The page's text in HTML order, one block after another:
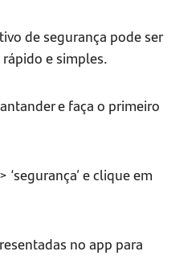
de segurança pode ser
e simples.
e faça o primeiro
‘segurança’ e clique em
no app para